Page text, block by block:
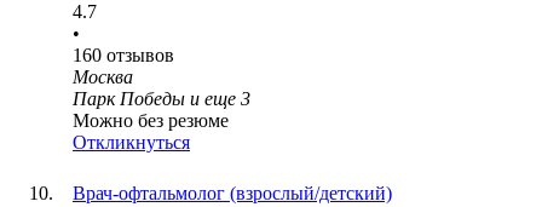
4.7
•
160 отзывов
Москва
Парк Победы и еще 3
Можно без резюме
Откликнуться
Врач-офтальмолог (взрослый/детский)